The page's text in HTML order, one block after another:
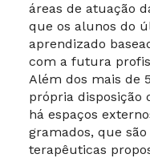
áreas de atuação
que os alunos do
aprendizado
com a futura
Além dos mais de
própria disposição
há espaços
gramados, que
terapêuticas